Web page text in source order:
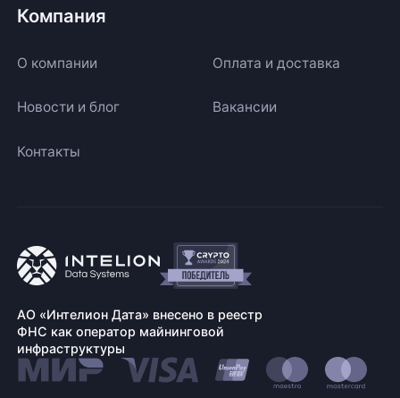
Компания
О компании Оплата и доставка
Новости и блог Вакансии
Контакты
АО «Интелион Дата» внесено в реестр
ФНС как оператор майнинговой
инфраструктуры